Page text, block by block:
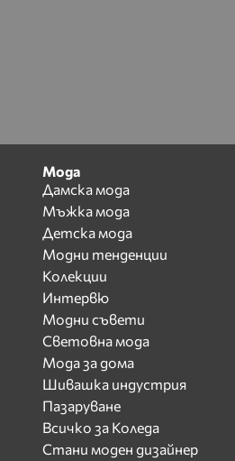
Мода
Дамска мода
Мъжка мода
Детска мода
Модни тенденции
Колекции
Интервю
Модни съвети
Световна мода
Мода за дома
Шивашка индустрия
Пазаруване
Всичко за Коледа
Стани моден дизайнер